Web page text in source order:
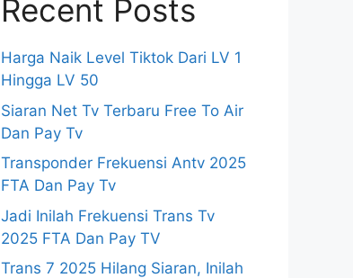
Recent Posts
Harga Naik Level Tiktok Dari LV 1
Hingga LV 50
Siaran Net Tv Terbaru Free To Air
Dan Pay Tv
Transponder Frekuensi Antv 2025
FTA Dan Pay Tv
Jadi Inilah Frekuensi Trans Tv
2025 FTA Dan Pay TV
Trans 7 2025 Hilang Siaran, Inilah